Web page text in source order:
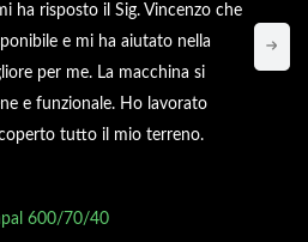
ha risposto il Sig. Vincenzo che
e mi ha aiutato nella
per me. La macchina si
e funzionale. Ho lavorato
tutto il mio terreno.
600/70/40